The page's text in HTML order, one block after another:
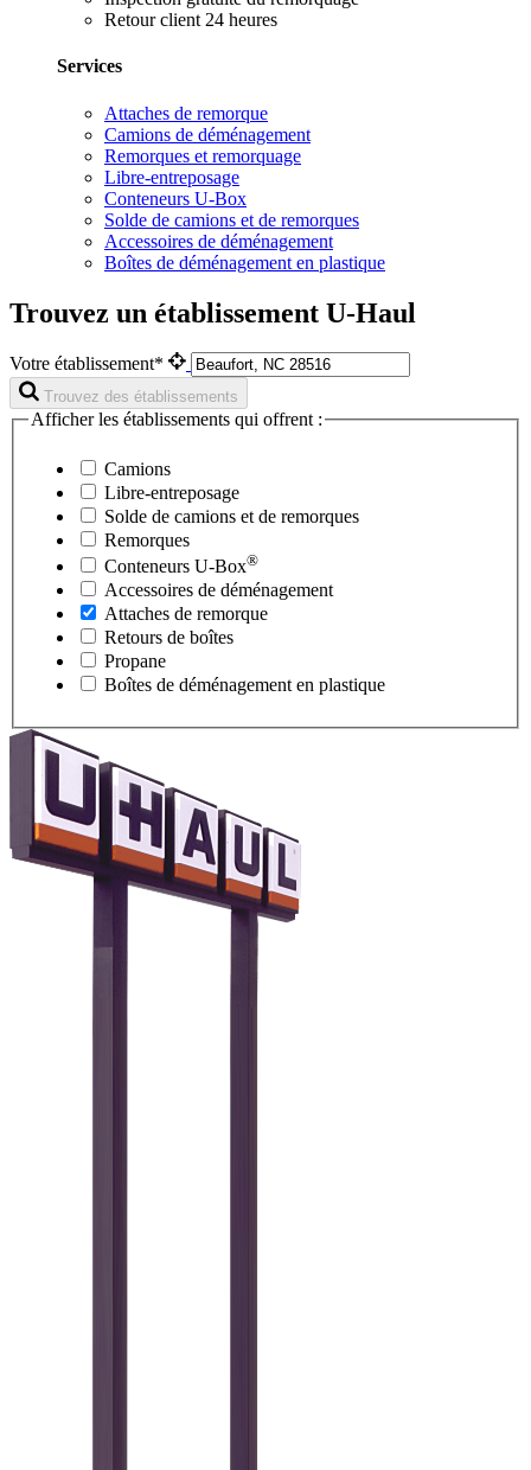
Retour client 24 heures
Services
Attaches de remorque
Camions de déménagement
Remorques et remorquage
Libre-entreposage
Conteneurs U-Box
Solde de camions et de remorques
Accessoires de déménagement
Boîtes de déménagement en plastique
Trouvez un établissement U-Haul
Votre établissement*
Trouvez des établissements
Afficher les établissements qui offrent :
Camions
Libre-entreposage
Solde de camions et de remorques
Remorques
Conteneurs U-Box®
Accessoires de déménagement
Attaches de remorque
Retours de boîtes
Propane
Boîtes de déménagement en plastique